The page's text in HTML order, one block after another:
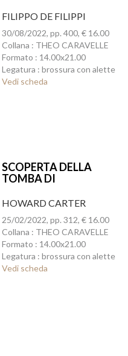
FILIPPO DE FILIPPI
30/08/2022, pp. 400, € 16.00
Collana : THEO CARAVELLE
Formato : 14.00x21.00
Legatura : brossura con alette
Vedi scheda
SCOPERTA DELLA
TOMBA DI
HOWARD CARTER
25/02/2022, pp. 312, € 16.00
Collana : THEO CARAVELLE
Formato : 14.00x21.00
Legatura : brossura con alette
Vedi scheda